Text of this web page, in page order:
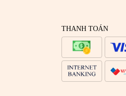
THANH TOÁN